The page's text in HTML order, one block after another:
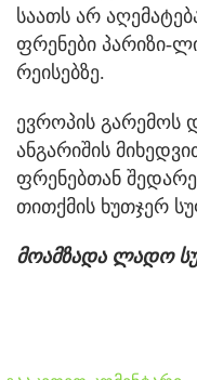
საათს არ
ფრენები პარიზი-
რეისებზე.
ევროპის გარემოს
ანგარიშის
ფრენებთან
თითქმის ხუთჯერ
მოამზადა ლადო